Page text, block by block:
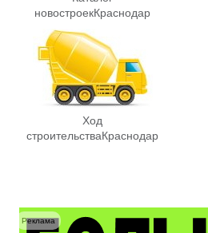
новостроекКраснодар
Ход
строительстваКраснодар
Реклама